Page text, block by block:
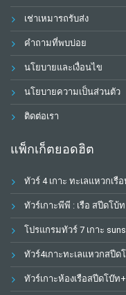
เช่าเหมารถรับส่ง
คำถามที่พบบ่อย
นโยบายและเงื่อนไข
นโยบายความเป็นส่วนตัว
ติดต่อเรา
แพ็กเก็ตยอดฮิต
ทัวร์ 4 เกาะ ทะเลแหวกเรื
ทัวร์เกาะพีพี : เรือ สปีดโบ้ท
โปรแกรมทัวร์ 7 เกาะ
ทัวร์4เกาะทะเลแหวกสปีด
ทัวร์เกาะห้องเรือสปีดโบ๊ท